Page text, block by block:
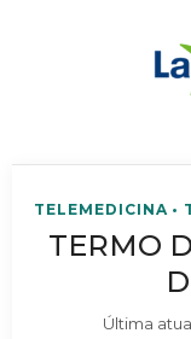
TELEMEDICINA •
TERMO
Última